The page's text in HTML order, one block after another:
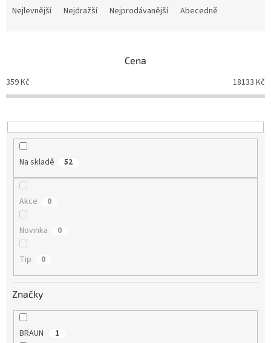
p
r
o
u
Nejlevnější Nejdražší Nejprodávanější Abecedně
Cena
359Kč 18133 Kč
Na skladě 52
Akce 0
Novinka 0
Tip 0
Značky
BRAUN 1